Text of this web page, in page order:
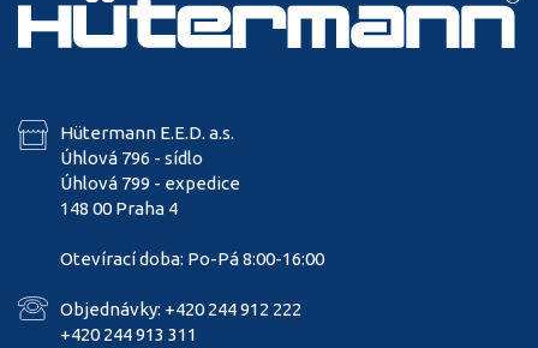
Hütermann E.E.D. a.s.
Úhlová 796 - sídlo
Úhlová 799 - expedice
148 00 Praha 4
Otevírací doba: Po-Pá 8:00-16:00
Objednávky: +420 244 912 222
+420 244 913 311